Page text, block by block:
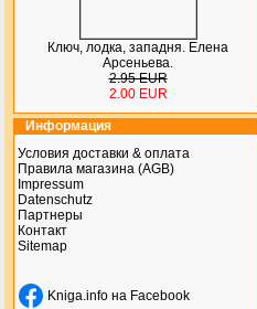
Ключ, лодка, западня. Елена
Арсеньева.
2.95 EUR
2.00 EUR
Информация
Условия доставки & оплата
Правила магазина (AGB)
Impressum
Datenschutz
Партнеры
Контакт
Sitemap
Kniga.info на Facebook